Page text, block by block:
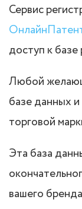
Сервис
доступ к базе
Любой
базе данных
торговой
Эта база
вашего